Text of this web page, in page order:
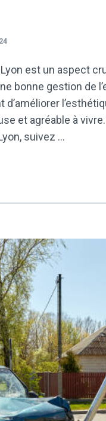
est un aspect
bonne gestion de
et agréable à
suivez …